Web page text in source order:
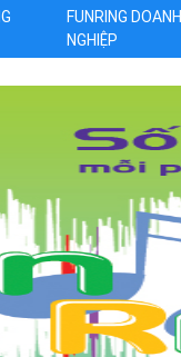
FUNRING DOANH
NGHIỆP